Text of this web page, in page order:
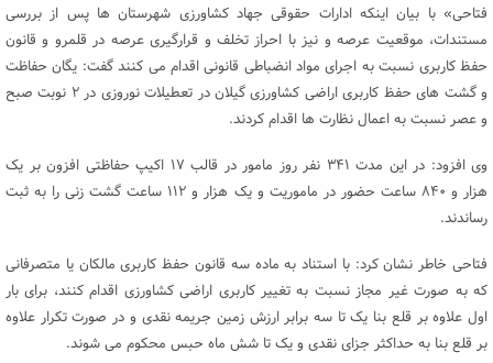
فتاحی» با بیان اینکه ادارات حقوقی جهاد کشاورزی شهرستان ها پس از بررسی
مستندات، موقعیت عرصه و نیز با احراز تخلف و قرارگیری عرصه در قلمرو و قانون
حفظ کاربری نسبت به اجرای مواد انضباطی قانونی اقدام می کنند گفت: یگان حفاظت
و گشت های حفظ کاربری اراضی کشاورزی گیلان در تعطیلات نوروزی در ۲ نوبت صبح
و عصر نسبت به اعمال نظارت ها اقدام کردند.
وی افزود: در این مدت ۳۴۱ نفر روز مامور در قالب ۱۷ اکیپ حفاظتی افزون بر یک
هزار و ۸۴۰ ساعت حضور در ماموریت و یک هزار و ۱۱۲ ساعت گشت زنی را به ثبت
رساندند.
فتاحی خاطر نشان کرد: با استناد به ماده سه قانون حفظ کاربری مالکان یا متصرفانی
که به صورت غیر مجاز نسبت به تغییر کاربری اراضی کشاورزی اقدام کنند، برای بار
اول علاوه بر قلع بنا یک تا سه برابر ارزش زمین جریمه نقدی و در صورت تکرار علاوه
بر قلع بنا به حداکثر جزای نقدی و یک تا شش ماه حبس محکوم می شوند.